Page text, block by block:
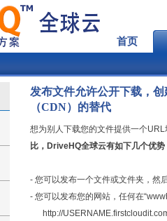
首页
发布文件允许公开下载，
（CDN）的替代
想为别人下载您的文件提供一个
比，DriveHQ全球云有如下几个优势
- 您可以发布一个文件或文件夹，然
- 您可以发布您的网站，任何在
http://